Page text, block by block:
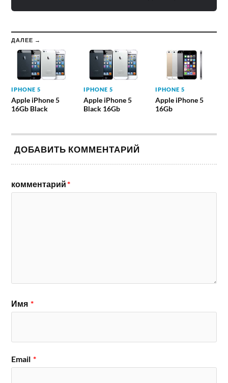
ДАЛЕЕ →
IPHONE 5
Apple iPhone 5
16Gb Black
IPHONE 5
Apple iPhone 5
Black 16Gb
IPHONE 5
Apple iPhone 5
16Gb
ДОБАВИТЬ КОММЕНТАРИЙ
комментарий*
Имя *
Email *